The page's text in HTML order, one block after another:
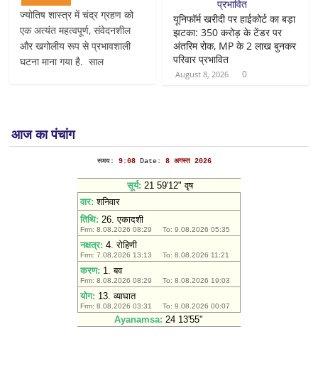
ज्योतिष शास्त्र में चंद्र ग्रहण को
एक अत्यंत महत्वपूर्ण, संवेदनशील
और खगोलीय रूप से प्रभावशाली
घटना माना गया है. साल
यूनिफॉर्म खरीदी पर हाईकोर्ट का बड़ा
झटका: 350 करोड़ के टेंडर पर
अंतरिम रोक, MP के 2 लाख बुनकर
परिवार प्रभावित
August 8, 2026 0
आज का पंचांग